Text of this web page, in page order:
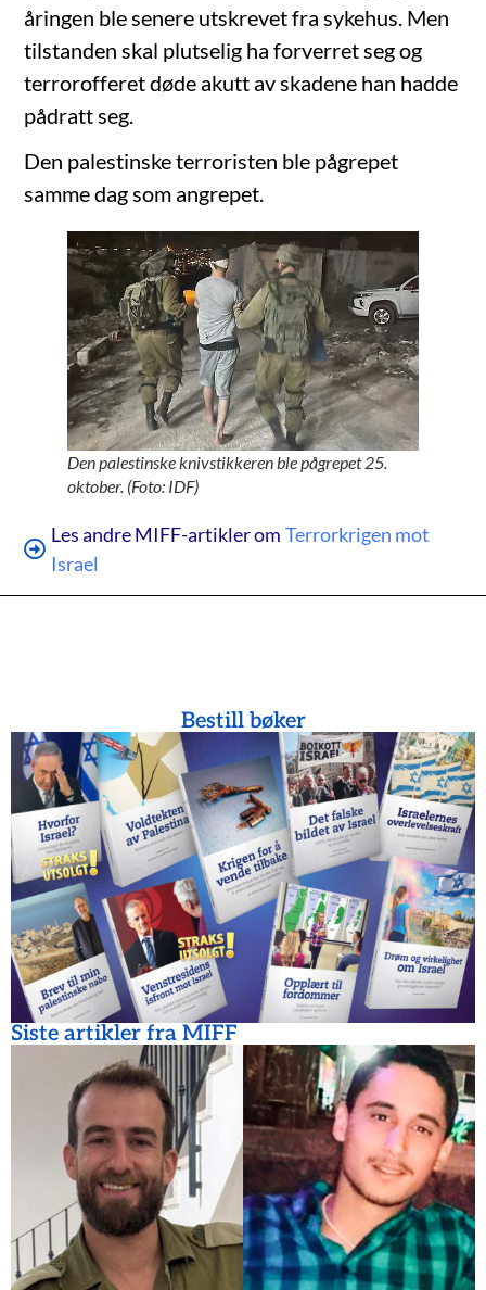
åringen ble senere utskrevet fra sykehus. Men
tilstanden skal plutselig ha forverret seg og
terrorofferet døde akutt av skadene han hadde
pådratt seg.
Den palestinske terroristen ble pågrepet
samme dag som angrepet.
Den palestinske knivstikkeren ble pågrepet 25.
oktober. (Foto: IDF)
Les andre MIFF-artikler om Terrorkrigen mot
Israel
Bestill bøker
Siste artikler fra MIFF